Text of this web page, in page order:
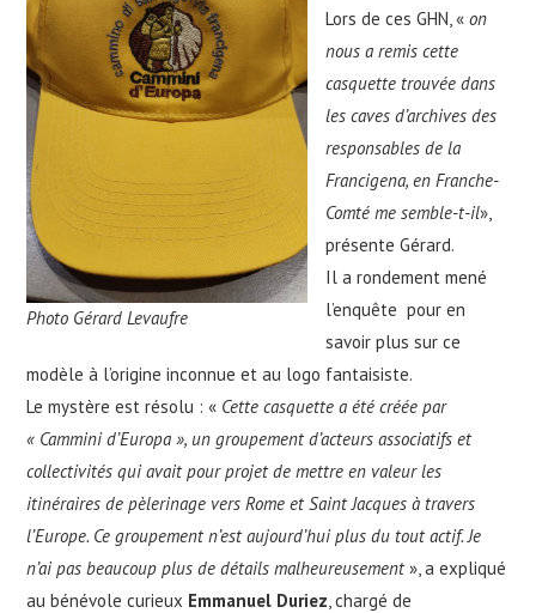
Photo Gérard Levaufre
Lors de ces GHN, « on
nous a remis cette
casquette trouvée dans
les caves d’archives des
responsables de la
Francigena, en Franche-
Comté me semble-t-il»,
présente Gérard.
Il a rondement mené
l’enquête pour en
savoir plus sur ce
modèle à l’origine inconnue et au logo fantaisiste.
Le mystère est résolu : « Cette casquette a été créée par
« Cammini d’Europa », un groupement d’acteurs associatifs et
collectivités qui avait pour projet de mettre en valeur les
itinéraires de pèlerinage vers Rome et Saint Jacques à travers
l’Europe. Ce groupement n’est aujourd’hui plus du tout actif. Je
n’ai pas beaucoup plus de détails malheureusement», a expliqué
au bénévole curieux Emmanuel Duriez, chargé de